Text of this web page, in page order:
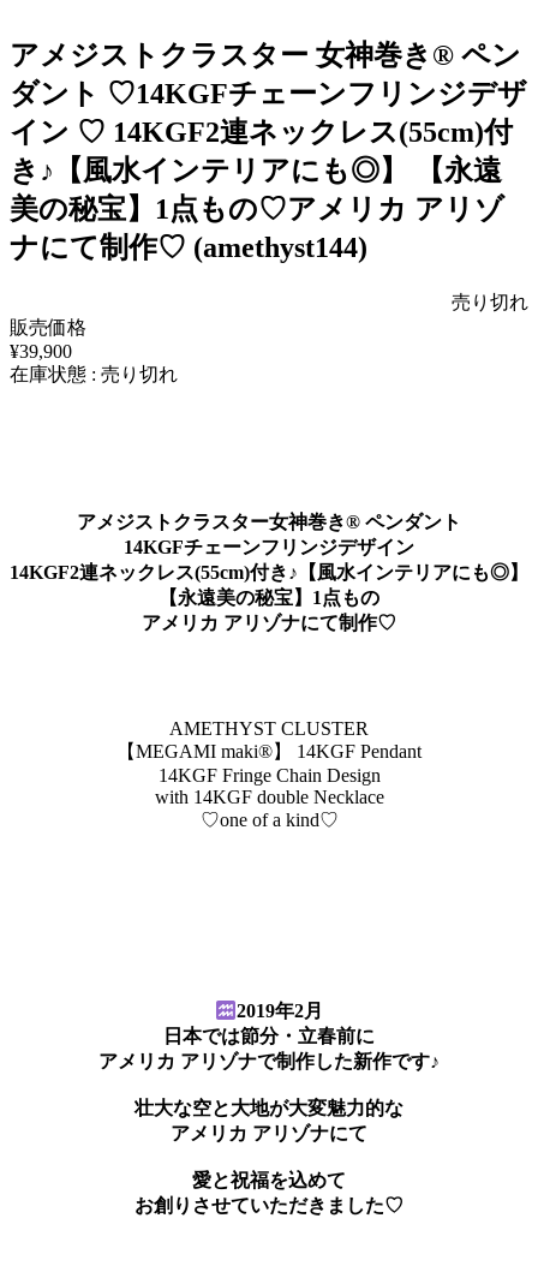
アメジストクラスター 女神巻き®︎ ペン
ダント ♡14KGFチェーンフリンジデザ
イン ♡ 14KGF2連ネックレス(55cm)付
き♪【風水インテリアにも◎】 【永遠
美の秘宝】1点もの♡アメリカ アリゾ
ナにて制作♡ (amethyst144)
売り切れ
販売価格
¥39,900
在庫状態 : 売り切れ
アメジストクラスター女神巻き®︎ ペンダント
14KGFチェーンフリンジデザイン
14KGF2連ネックレス(55cm)付き♪【風水インテリアにも◎】
【永遠美の秘宝】1点もの
アメリカ アリゾナにて制作♡
AMETHYST CLUSTER
【MEGAMI maki®︎】 14KGF Pendant
14KGF Fringe Chain Design
with 14KGF double Necklace
♡one of a kind♡
2019年2月
日本では節分・立春前に
アメリカ アリゾナで制作した新作です♪
壮大な空と大地が大変魅力的な
アメリカ アリゾナにて
愛と祝福を込めて
お創りさせていただきました♡